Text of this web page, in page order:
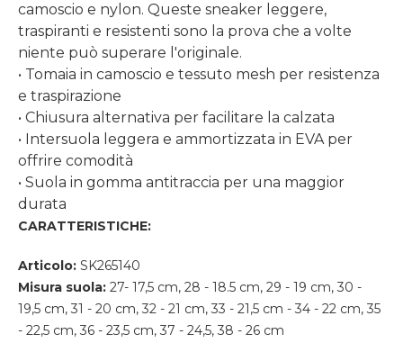
camoscio e nylon. Queste sneaker leggere,
traspiranti e resistenti sono la prova che a volte
niente può superare l'originale.
• Tomaia in camoscio e tessuto mesh per resistenza
e traspirazione
• Chiusura alternativa per facilitare la calzata
• Intersuola leggera e ammortizzata in EVA per
offrire comodità
• Suola in gomma antitraccia per una maggior
durata
CARATTERISTICHE:
Articolo: SK265140
Misura suola: 27- 17,5 cm, 28 - 18.5 cm, 29 - 19 cm, 30 -
19,5 cm, 31 - 20 cm, 32 - 21 cm, 33 - 21,5 cm - 34 - 22 cm, 35
- 22,5 cm, 36 - 23,5 cm, 37 - 24,5, 38 - 26 cm